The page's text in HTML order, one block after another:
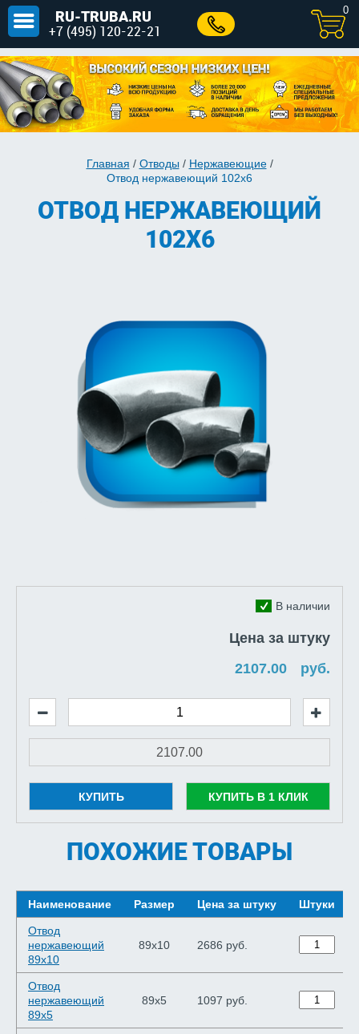
RU-TRUBA.RU
+7 (495) 120-22-21
0
Главная / Отводы / Нержавеющие/
Отвод нержавеющий 102х6
ОТВОД НЕРЖАВЕЮЩИЙ
102Х6
В наличии
Цена за штуку
руб.
КУПИТЬ КУПИТЬ В 1 КЛИК
ПОХОЖИЕ ТОВАРЫ
Наименование Размер Цена за штуку Штуки
Отвод
нержавеющий
89х10
89х10 2686 руб.
Отвод
нержавеющий
89х5
89х5 1097 руб.